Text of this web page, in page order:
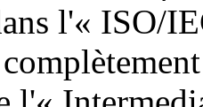
l'« ISO/